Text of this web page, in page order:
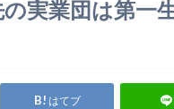
実業団は第一
はてブ